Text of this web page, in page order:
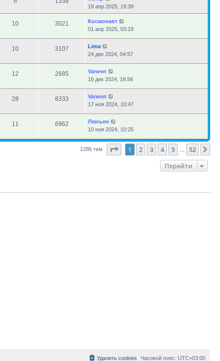
19 апр 2025, 19:39
10 3021
Космонавт
01 апр 2025, 03:19
10 3107
Lima
24 дек 2024, 04:57
12 2685
Varwen
16 дек 2024, 16:56
28 8333
Varwen
17 ноя 2024, 10:47
11 6962
Люсьен
10 ноя 2024, 10:25
1286 тем Страница1 из 52
1 2 3 4 5 52
Перейти
Часовой пояс: UTC+03:00
Удалить cookies